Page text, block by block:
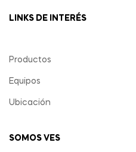
LINKS DE INTERÉS
Productos
Equipos
Ubicación
SOMOS VES